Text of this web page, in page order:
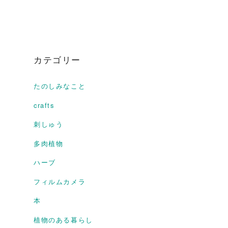
カテゴリー
たのしみなこと
crafts
刺しゅう
多肉植物
ハーブ
フィルムカメラ
本
植物のある暮らし